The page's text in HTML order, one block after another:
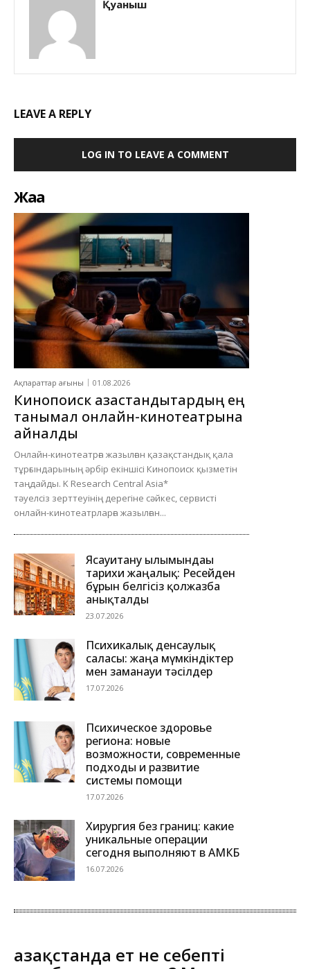
Қуаныш
LEAVE A REPLY
LOG IN TO LEAVE A COMMENT
Жаңа
Ақпараттар ағыны 01.08.2026
Кинопоиск қазақстандықтардың ең
танымал онлайн-кинотеатрына
айналды
Онлайн-кинотеатрға жазылған қазақстандық қала
тұрғындарының әрбір екіншісі Кинопоиск қызметін
таңдайды. K Research Central Asia*
тәуелсіз зерттеуінің дерегіне сәйкес, сервисті
онлайн-кинотеатрларға жазылған...
Ясауитану ғылымындағы
тарихи жаңалық: Ресейден
бұрын белгісіз қолжазба
анықталды
23.07.2026
Психикалық денсаулық
саласы: жаңа мүмкіндіктер
мен заманауи тәсілдер
17.07.2026
Психическое здоровье
региона: новые
возможности, современные
подходы и развитие
системы помощи
17.07.2026
Хирургия без границ: какие
уникальные операции
сегодня выполняют в АМКБ
16.07.2026